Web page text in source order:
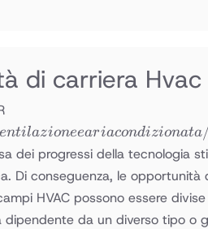
di carriera Hvac
ventilazione e
aria
condizionata
/
refrigerazione
entilazioneeariacondizionata
dei progressi della tecnologia
Di conseguenza, le
HVAC possono essere
da un diverso tipo o